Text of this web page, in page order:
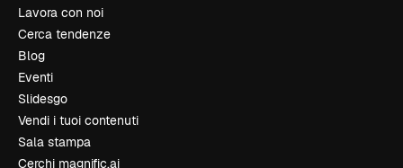
Lavora con noi
Cerca tendenze
Blog
Eventi
Slidesgo
Vendi i tuoi contenuti
Sala stampa
Cerchi magnific.ai